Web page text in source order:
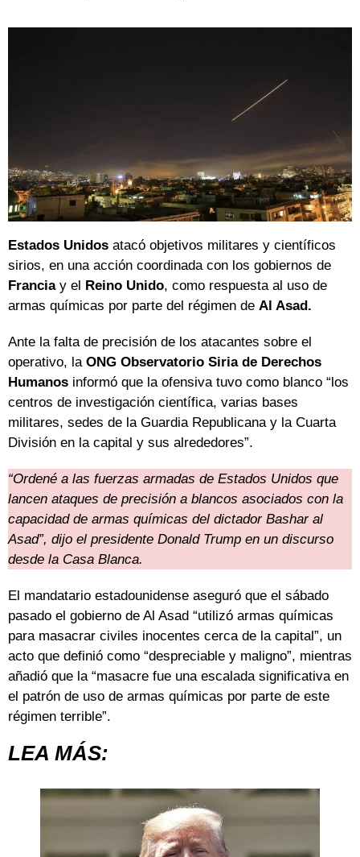
Estados Unidos atacó objetivos militares y científicos
sirios, en una acción coordinada con los gobiernos de
Franciay el Reino Unido, como respuesta al uso de
armas químicas por parte del régimen de Al Asad.
Ante la falta de precisión de los atacantes sobre el
operativo, la ONG Observatorio Siria de Derechos
Humanos informó que la ofensiva tuvo como blanco “los
centros de investigación científica, varias bases
militares, sedes de la Guardia Republicana y la Cuarta
División en la capital y sus alrededores”.
“Ordené a las fuerzas armadas de Estados Unidos que
lancen ataques de precisión a blancos asociados con la
capacidad de armas químicas del dictador Bashar al
Asad”, dijo el presidente Donald Trump en un discurso
desde la Casa Blanca.
El mandatario estadounidense aseguró que el sábado
pasado el gobierno de Al Asad “utilizó armas químicas
para masacrar civiles inocentes cerca de la capital”, un
acto que definió como “despreciable y maligno”, mientras
añadió que la “masacre fue una escalada significativa en
el patrón de uso de armas químicas por parte de este
régimen terrible”.
LEA MÁS: